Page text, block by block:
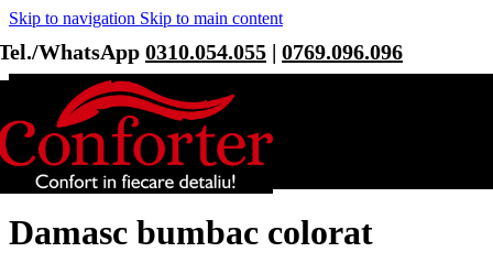
Skip to navigation Skip to main content
WhatsApp 0310.054.055 | 0769.096.096
Damasc bumbac colorat